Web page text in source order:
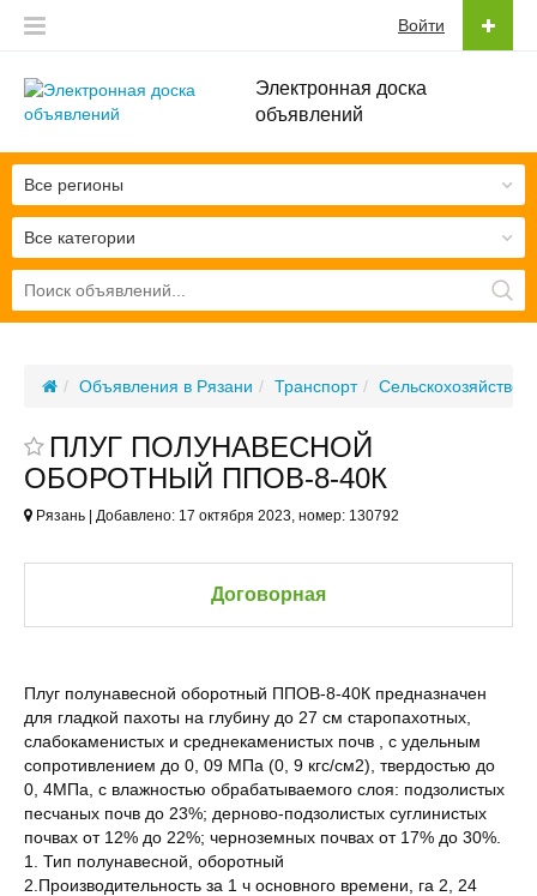
Электронная доска
объявлений
Войти
Все категории
Все регионы
Объявления в Рязани Транспорт
ПЛУГ ПОЛУНАВЕСНОЙ
ОБОРОТНЫЙ ППОВ-8-40К
Рязань | Добавлено: 17 октября 2023, номер: 130792
Договорная
Плуг полунавесной оборотный ППОВ-8-40К предназначен
для гладкой пахоты на глубину до 27 см старопахотных,
слабокаменистых и среднекаменистых почв , с удельным
сопротивлением до 0, 09 МПа (0, 9 кгс/см2), твердостью до
0, 4МПа, с влажностью обрабатываемого слоя: подзолистых
песчаных почв до 23%; дерново-подзолистых суглинистых
почвах от 12% до 22%; черноземных почвах от 17% до 30%.
1. Тип полунавесной, оборотный
2.Производительность за 1 ч основного времени, га 2, 24